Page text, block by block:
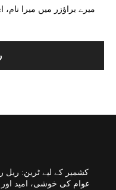
میرے براؤزر میں میرا
کشمیر کے لیے ٹرین: ریل
عوام کی خوشی، امید اور